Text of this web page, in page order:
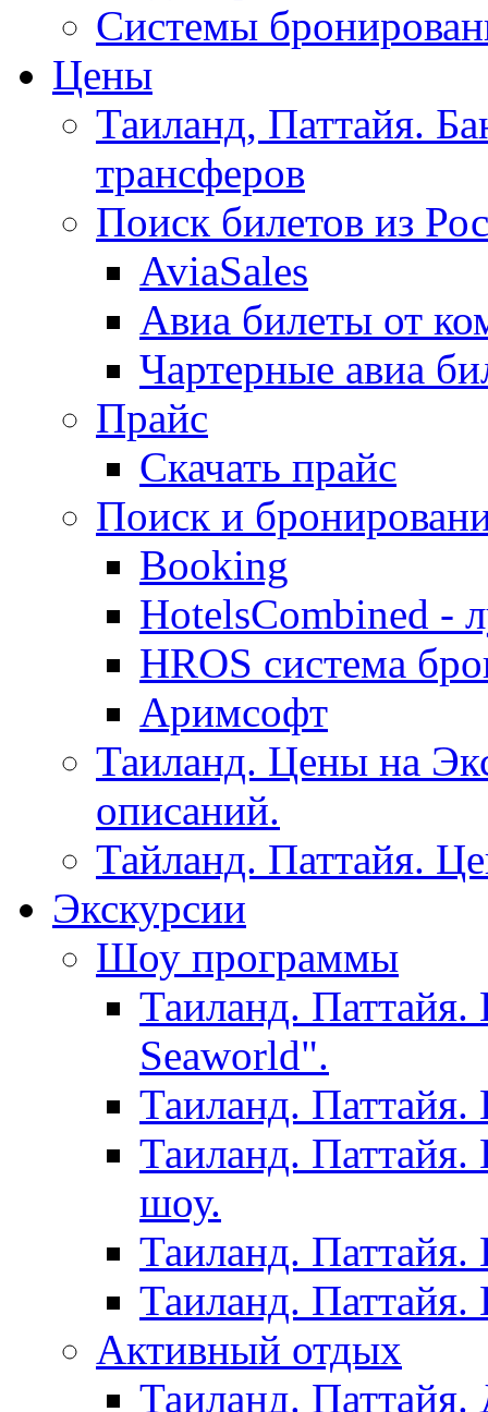
Системы
Цены
Таиланд, Паттайя.
трансферов
Поиск билетов из
AviaSales
Авиа билеты от
Чартерные авиа
Прайс
Скачать прайс
Поиск и
Booking
HotelsCombined -
HROS система
Аримсофт
Таиланд. Цены на
описаний.
Тайланд. Паттайя.
Экскурсии
Шоу программы
Таиланд.
Seaworld".
Таиланд.
Таиланд.
шоу.
Таиланд.
Таиланд. Паттайя.
Активный отдых
Таиланд. Паттайя.